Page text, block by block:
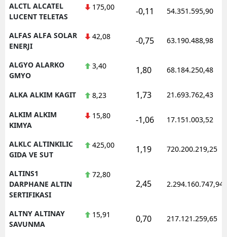
ALCTL ALCATEL
LUCENT TELETAS
175,00 -0,11 54.351.595,90
ALFAS ALFA SOLAR
ENERJI
42,08 -0,75 63.190.488,98
ALGYO ALARKO
GMYO
3,40 1,80 68.184.250,48
ALKA ALKIM KAGIT 8,23 1,73 21.693.762,43
ALKIM ALKIM
KIMYA
15,80 -1,06 17.151.003,52
ALKLC ALTINKILIC
GIDA VE SUT
425,00 1,19 720.200.219,25
ALTINS1
DARPHANE ALTIN
SERTIFIKASI
72,80
2,45 2.294.160.747,94
ALTNY ALTINAY
SAVUNMA
15,91 0,70 217.121.259,65